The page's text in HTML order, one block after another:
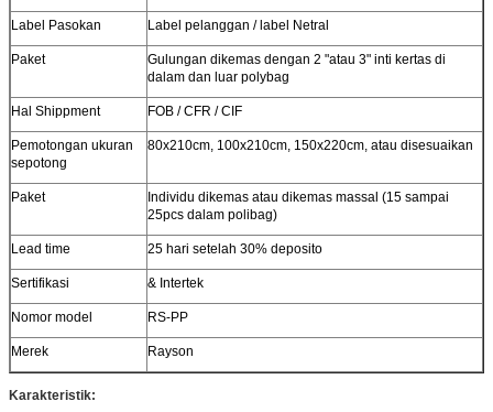
Label Pasokan Label pelanggan / label Netral
Paket
Gulungan dikemas dengan 2 "atau 3" inti kertas di
dalam dan luar polybag
Hal Shippment FOB / CFR / CIF
Pemotongan ukuran
sepotong
80x210cm, 100x210cm, 150x220cm, atau disesuaikan
Paket
Individu dikemas atau dikemas massal (15 sampai
25pcs dalam polibag)
Lead time 25 hari setelah 30% deposito
Sertifikasi & Intertek
Nomor model RS-PP
Merek Rayson
Karakteristik: